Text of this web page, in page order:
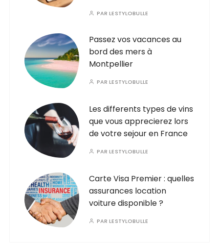
PARLESTYLOBULLE
Passez vos vacances au
bord des mers à
Montpellier
PARLESTYLOBULLE
Les differents types de vins
que vous apprecierez lors
de votre sejour en France
PARLESTYLOBULLE
Carte Visa Premier : quelles
assurances location
voiture disponible ?
PARLESTYLOBULLE